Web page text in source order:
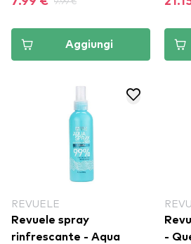
Aggiungi
REVUELE
Revuele spray
rinfrescante - Aqua
-